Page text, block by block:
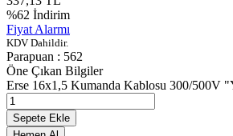
%62 İndirim
Fiyat Alarmı
KDV Dahildir.
Parapuan : 562
Öne Çıkan Bilgiler
Erse 16x1,5 Kumanda Kablosu 300/500V
Sepete Ekle